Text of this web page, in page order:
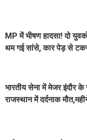
MP में भीषण हादसा! दो
थम गई सांसे, कार पेड़ से
भारतीय सेना में मेजर इंदौर के
राजस्थान में दर्दनाक